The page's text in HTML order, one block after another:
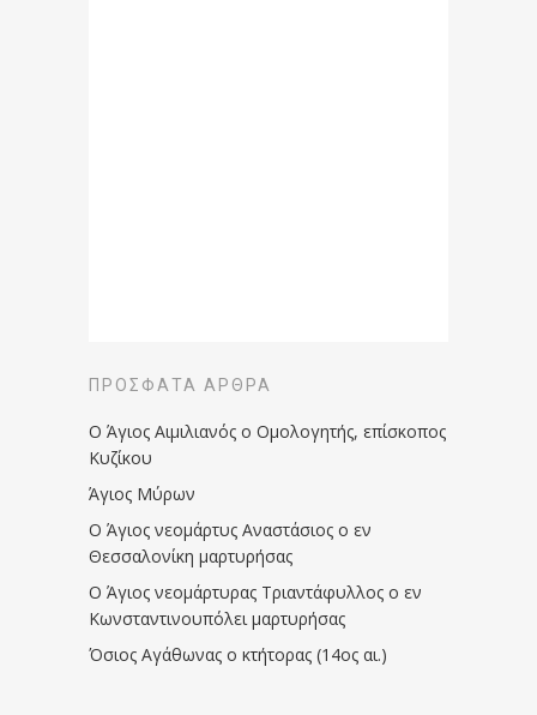
ΠΡΌΣΦΑΤΑ ΆΡΘΡΑ
Ο Άγιος Αιμιλιανός ο Ομολογητής, επίσκοπος
Κυζίκου
Άγιος Μύρων
Ο Άγιος νεομάρτυς Αναστάσιος ο εν
Θεσσαλονίκη μαρτυρήσας
Ο Άγιος νεομάρτυρας Τριαντάφυλλος ο εν
Κωνσταντινουπόλει μαρτυρήσας
Όσιος Αγάθωνας ο κτήτορας (14ος αι.)